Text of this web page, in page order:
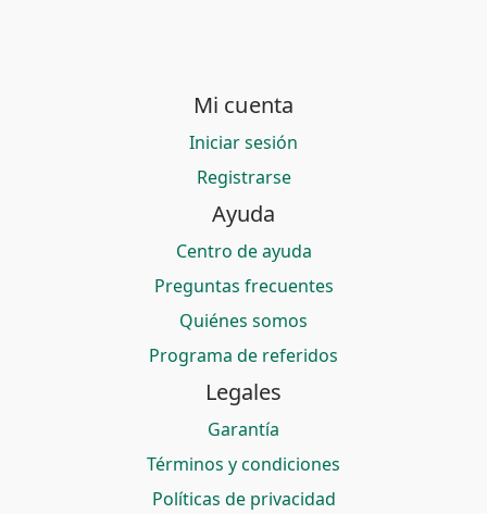
Mi cuenta
Iniciar sesión
Registrarse
Ayuda
Centro de ayuda
Preguntas frecuentes
Quiénes somos
Programa de referidos
Legales
Garantía
Términos y condiciones
Políticas de privacidad